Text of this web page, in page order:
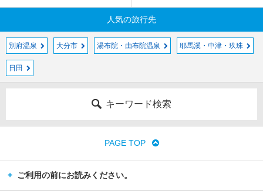
人気の旅行先
別府温泉 大分市 湯布院・由布院温泉 耶馬溪・中津・玖珠
日田
キーワード検索
PAGE TOP
ご利用の前にお読みください。